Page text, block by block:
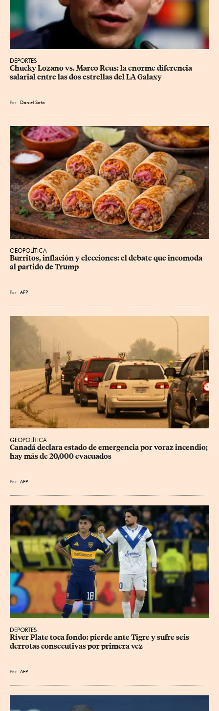
DEPORTES
Chucky Lozano vs. Marco Reus: la enorme diferencia
salarial entre las dos estrellas del LA Galaxy
Por Daniel Soto
GEOPOLÍTICA
Burritos, inflación y elecciones: el debate que incomoda
al partido de Trump
Por AFP
GEOPOLÍTICA
Canadá declara estado de emergencia por voraz incendio;
hay más de 20,000 evacuados
Por AFP
DEPORTES
River Plate toca fondo: pierde ante Tigre y sufre seis
derrotas consecutivas por primera vez
Por AFP